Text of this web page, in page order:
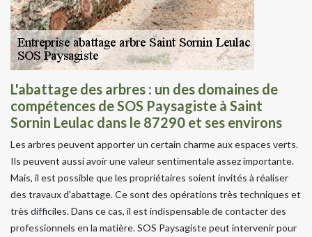
L'abattage des arbres : un des domaines de
compétences de SOS Paysagiste à Saint
Sornin Leulac dans le 87290 et ses environs
Les arbres peuvent apporter un certain charme aux espaces verts.
Ils peuvent aussi avoir une valeur sentimentale assez importante.
Mais, il est possible que les propriétaires soient invités à réaliser
des travaux d'abattage. Ce sont des opérations très techniques et
très difficiles. Dans ce cas, il est indispensable de contacter des
professionnels en la matière. SOS Paysagiste peut intervenir pour